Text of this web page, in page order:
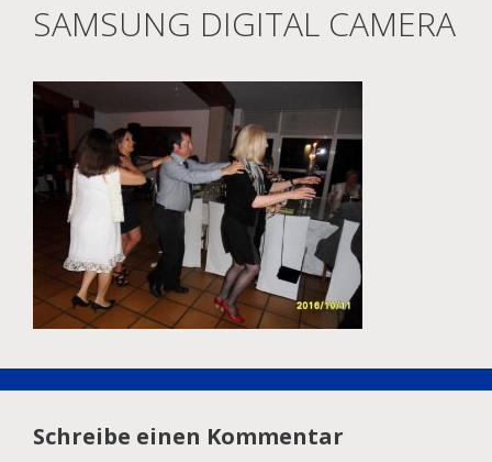
SAMSUNG DIGITAL CAMERA
Schreibe einen Kommentar